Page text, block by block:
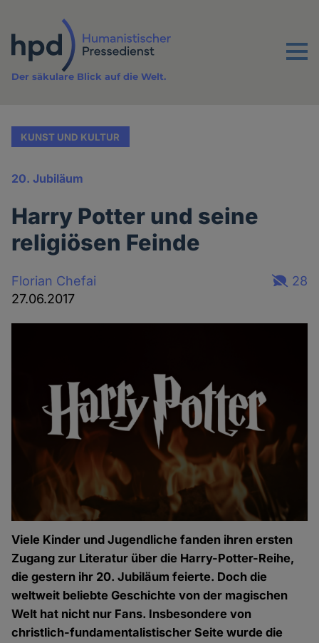
Inhalt
Menu
Der säkulare Blick auf die Welt.
KUNST UND KULTUR
20. Jubiläum
Harry Potter und seine
religiösen Feinde
Florian Chefai
27.06.2017
28
Viele Kinder und Jugendliche fanden ihren ersten
Zugang zur Literatur über die Harry-Potter-Reihe,
die gestern ihr 20. Jubiläum feierte. Doch die
weltweit beliebte Geschichte von der magischen
Welt hat nicht nur Fans. Insbesondere von
christlich-fundamentalistischer Seite wurde die